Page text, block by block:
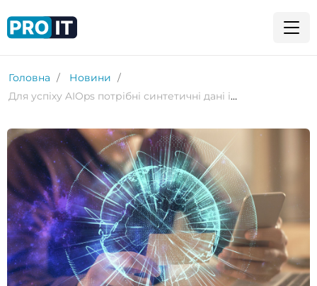
Головна
Новини
Для успіху AIOps потрібні синтетичні дані інтернет-телеметрії